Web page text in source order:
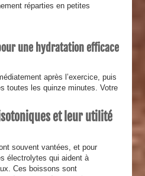
réparties en petites
une hydratation efficace
après l’exercice, puis
toutes les quinze minutes. Votre
et leur utilité
souvent vantées, et pour
électrolytes qui aident à
Ces boissons sont